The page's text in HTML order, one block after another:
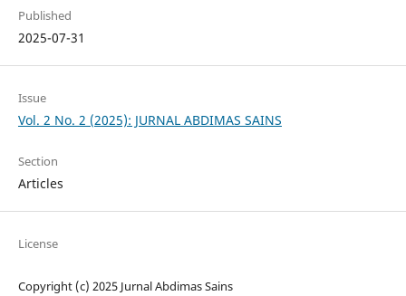
Published
2025-07-31
Issue
Vol. 2 No. 2 (2025): JURNAL ABDIMAS SAINS
Section
Articles
License
Copyright (c) 2025 Jurnal Abdimas Sains